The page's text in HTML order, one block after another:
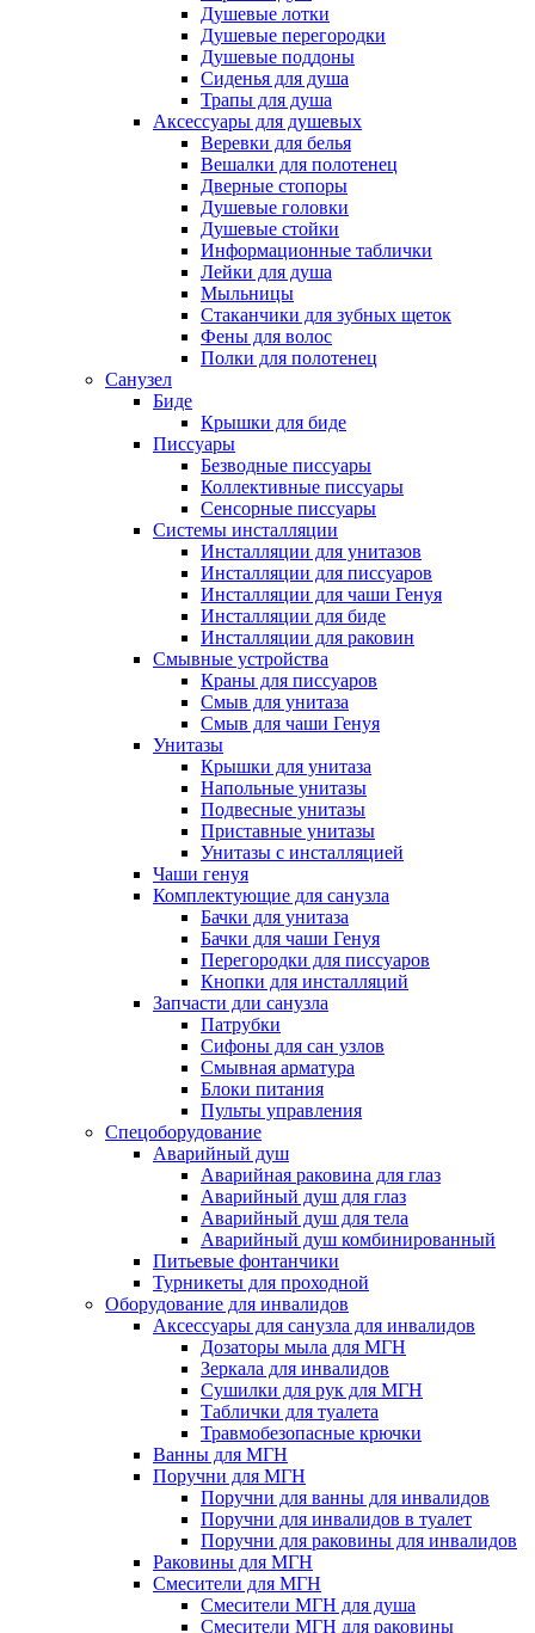
Душевые лотки
Душевые перегородки
Душевые поддоны
Сиденья для душа
Трапы для душа
Аксессуары для душевых
Веревки для белья
Вешалки для полотенец
Дверные стопоры
Душевые головки
Душевые стойки
Информационные таблички
Лейки для душа
Мыльницы
Стаканчики для зубных щеток
Фены для волос
Полки для полотенец
Санузел
Биде
Крышки для биде
Писсуары
Безводные писсуары
Коллективные писсуары
Сенсорные писсуары
Системы инсталляции
Инсталляции для унитазов
Инсталляции для писсуаров
Инсталляции для чаши Генуя
Инсталляции для биде
Инсталляции для раковин
Смывные устройства
Краны для писсуаров
Смыв для унитаза
Смыв для чаши Генуя
Унитазы
Крышки для унитаза
Напольные унитазы
Подвесные унитазы
Приставные унитазы
Унитазы с инсталляцией
Чаши генуя
Комплектующие для санузла
Бачки для унитаза
Бачки для чаши Генуя
Перегородки для писсуаров
Кнопки для инсталляций
Запчасти дли санузла
Патрубки
Сифоны для сан узлов
Смывная арматура
Блоки питания
Пульты управления
Спецоборудование
Аварийный душ
Аварийная раковина для глаз
Аварийный душ для глаз
Аварийный душ для тела
Аварийный душ комбинированный
Питьевые фонтанчики
Турникеты для проходной
Оборудование для инвалидов
Аксессуары для санузла для инвалидов
Дозаторы мыла для МГН
Зеркала для инвалидов
Сушилки для рук для МГН
Таблички для туалета
Травмобезопасные крючки
Ванны для МГН
Поручни для МГН
Поручни для ванны для инвалидов
Поручни для инвалидов в туалет
Поручни для раковины для инвалидов
Раковины для МГН
Смесители для МГН
Смесители МГН для душа
Смесители МГН для раковины